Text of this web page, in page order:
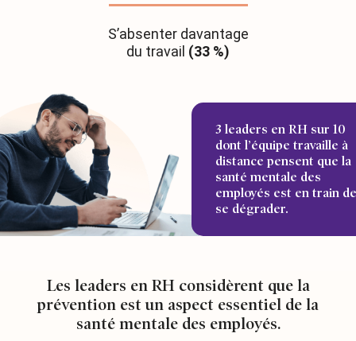
S’absenter davantage
du travail (33 %)
3 leaders en RH sur 10
dont l’équipe travaille à
distance pensent que la
santé mentale des
employés est en train de
se dégrader.
Les leaders en RH considèrent que la
prévention est un aspect essentiel de la
santé mentale des employés.